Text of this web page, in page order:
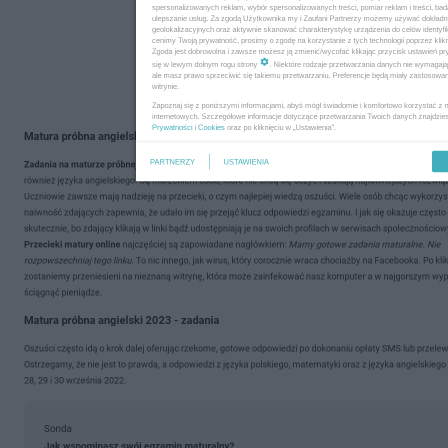
Matura próbna angielski 2023 - przecieki
Zadania na maturze próbnej 2023z matematyki i polskiego wzbudzają dużą ciekawość wśród uczniów.
również języka angielskiego. Są marzeniem osób, które nie chcą się uczyć i szukają najłatwiejszych
Uczniowie zawsze mają nadzieję na przecieki, o czym najlepiej wiedzą oszuści. Wiele osób chcąc
naiwność zdających zapewnia, że udało im się przejąć klucz odpowiedzi egzaminu. I jak się okazuje
skutecznie, bo zdający klikają w linki bądź udostępniają je na swoich profilach w serwisach
Przecieki matury online najczęściej są zapowiadane nagłówkiem: Mamy gotowe zadania maturalne. Nie
rozpowszechniaj tego linku. To nic innego, jak wirus, który corocznie wraca chociażby na Facebooka. Po
zostaniemy przeniesieni na nieznaną witrynę, która może zainfekować nasz komputer a w najgorszym
ściągnąć pieniądze.
Matura próbna angielski 2023 - zadania
Oszuści często idą o krok dalej oferując rzekome, gotowe odpowiedzi po dokonaniu opłaty SMS lub
Ostrzegamy, że nie jest to prawda, a odpowiedzi z języka polskiego, matematyki oraz z języka
28, 29 i 30 września 2022.
Sonda
spersonalizowanych reklam, wybór spersonalizowanych treści, pomiar reklam i treści,
ulepszanie usług. Za zgodą Użytkownika my i Zaufani Partnerzy możemy używać
geolokalizacyjnych oraz aktywnie skanować charakterystykę urządzenia do celów
cenimy Twoją prywatność, prosimy o zgodę na korzystanie z tych technologii poprzez
Zgoda jest dobrowolna i zawsze możesz ją zmienić/wycofać klikając przycisk ustawień
się w lewym dolnym rogu strony
. Niektóre rodzaje przetwarzania danych nie
ale masz prawo sprzeciwić się takiemu przetwarzaniu. Preferencje będą miały
witrynie.
Zapoznaj się z poniższymi informacjami, abyś mógł świadomie i komfortowo korzystać z
internetowych. Szczegółowe informacje dotyczące przetwarzania Twoich danych
Prywatności i Cookies oraz po kliknięciu w „Ustawienia”.
PARTNERZY USTAWIENIA